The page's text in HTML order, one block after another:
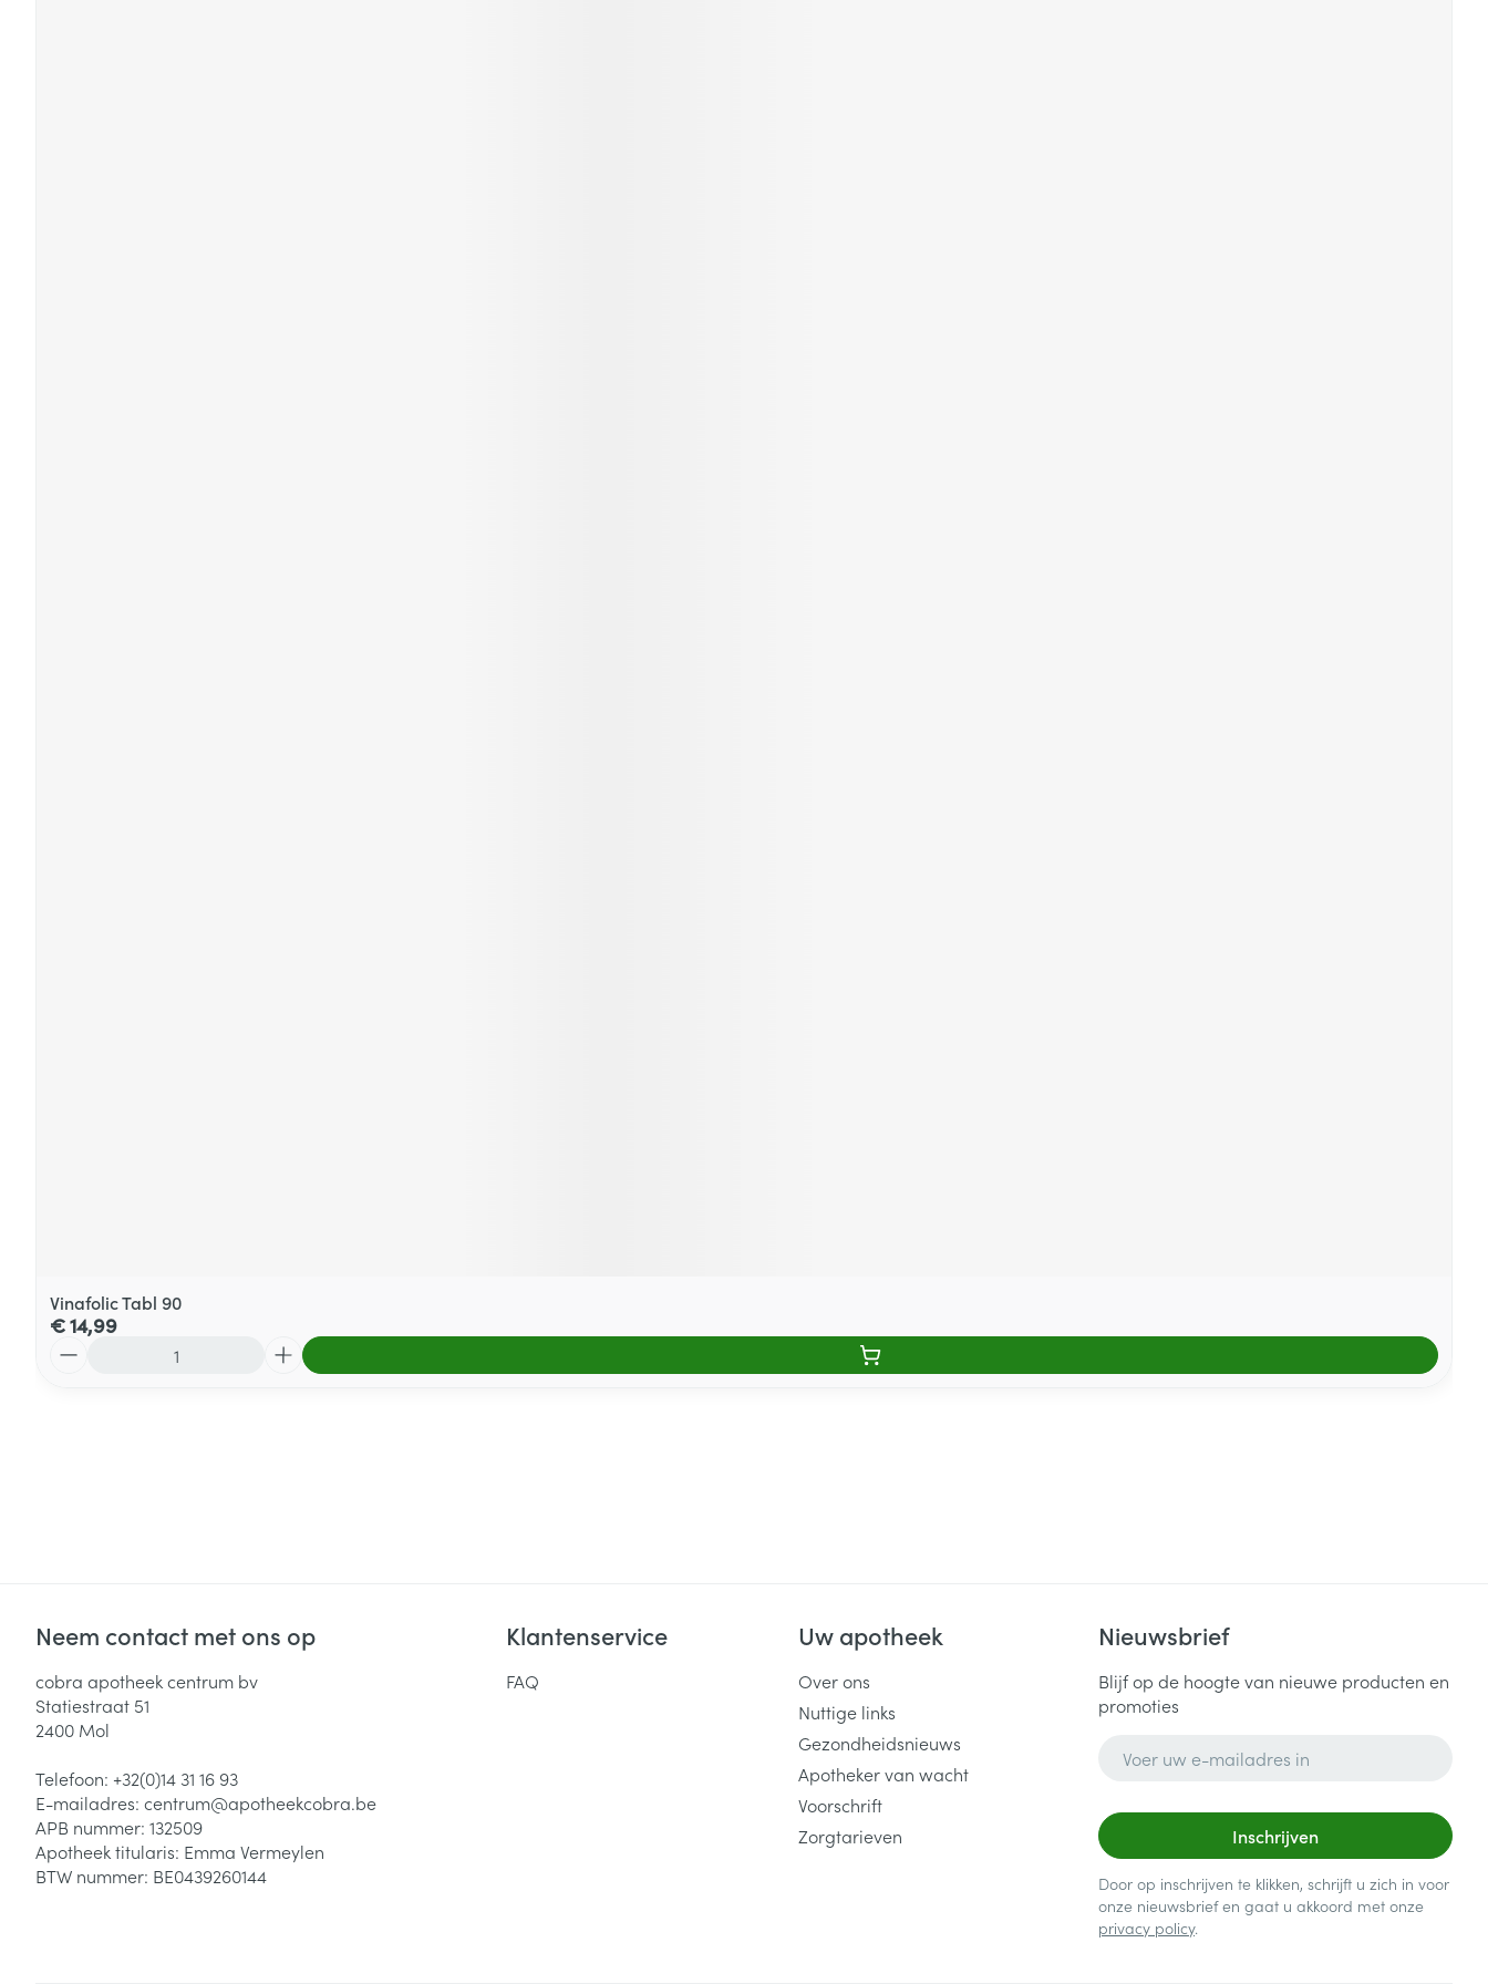
Vinafolic Tabl 90
€ 14,99
Neem contact met ons op
cobra apotheek centrum bv
Statiestraat 51
2400 Mol
Telefoon: +32(0)14 31 16 93
E-mailadres: centrum@apotheekcobra.be
APB nummer: 132509
Apotheek titularis: Emma Vermeylen
BTW nummer: BE0439260144
Klantenservice
FAQ
Uw apotheek
Over ons
Nuttige links
Gezondheidsnieuws
Apotheker van wacht
Voorschrift
Zorgtarieven
Nieuwsbrief
Blijf op de hoogte van nieuwe producten en
promoties
Inschrijven
Door op inschrijven te klikken, schrijft u zich in voor
onze nieuwsbrief en gaat u akkoord met onze
privacy policy.